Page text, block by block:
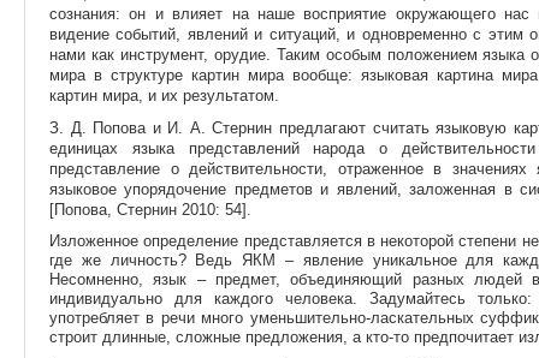
сознания: он и влияет на наше восприятие окружающего
видение событий, явлений и ситуаций, и одновременно с этим
нами как инструмент, орудие. Таким особым положением языка
мира в структуре картин мира вообще: языковая картина
картин мира, и их результатом.
З. Д. Попова и И. А. Стернин предлагают считать языковую
единицах языка представлений народа о
представление о действительности, отраженное в
языковое упорядочение предметов и явлений, заложенная в
[Попова, Стернин 2010: 54].
Изложенное определение представляется в некоторой степени
где же личность? Ведь ЯКМ – явление уникальное для
Несомненно, язык – предмет, объединяющий разных людей
индивидуально для каждого человека. Задумайтесь
употребляет в речи много уменьшительно-ласкательных
строит длинные, сложные предложения, а кто-то предпочитает